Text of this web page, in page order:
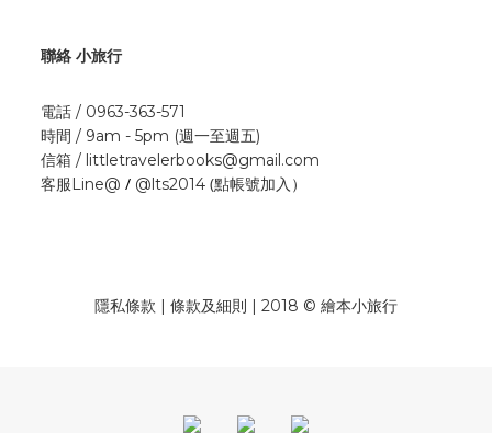
聯絡 小旅行
電話 / 0963-363-571
時間 / 9am - 5pm (週一至週五)
信箱 / littletravelerbooks@gmail.com
客服Line@ / @lts2014 (點帳號加入）
隱私條款 | 條款及細則 | 2018 © 繪本小旅行